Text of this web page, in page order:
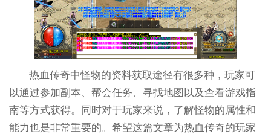
热血传奇中怪物的资料获取途径有很多种，玩家可
以通过参加副本、帮会任务、寻找地图以及查看游戏指
南等方式获得。同时对于玩家来说，了解怪物的属性和
能力也是非常重要的。希望这篇文章为热血传奇的玩家